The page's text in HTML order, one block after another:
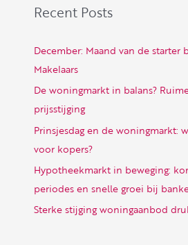
Recent Posts
December: Maand van de starter
Makelaars
De woningmarkt in balans?
prijsstijging
Prinsjesdag en de woningmarkt:
voor kopers?
Hypotheekmarkt in beweging:
periodes en snelle groei bij
Sterke stijging woningaanbod